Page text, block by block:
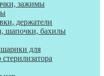
зажимы
держатели
шапочки, бахилы
для